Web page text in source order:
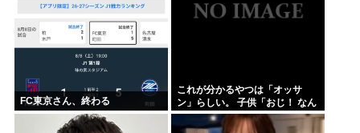
FC東京さん、終わる
これが分かるやつは「オッサ
ン」らしい。 子供「おじ！ なん
だこれは！」